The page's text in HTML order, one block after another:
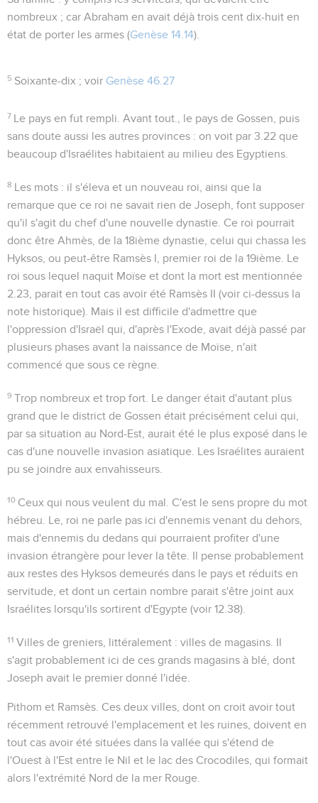
nombreux ; car Abraham en avait déjà trois cent dix-huit en
état de porter les armes (Genèse 14.14).
5 Soixante-dix ; voir Genèse 46.27
7 Le pays en fut rempli . Avant tout., le pays de Gossen, puis
sans doute aussi les autres provinces : on voit par 3.22 que
beaucoup d'Israélites habitaient au milieu des Egyptiens.
8 Les mots : il s'éleva et un nouveau roi , ainsi que la
remarque que ce roi ne savait rien de Joseph, font supposer
qu'il s'agit du chef d'une nouvelle dynastie. Ce roi pourrait
donc être Ahmès, de la 18ième dynastie, celui qui chassa les
Hyksos, ou peut-être Ramsès I, premier roi de la 19ième. Le
roi sous lequel naquit Moïse et dont la mort est mentionnée
2.23 , parait en tout cas avoir été Ramsès II (voir ci-dessus la
note historique). Mais il est difficile d'admettre que
l'oppression d'Israël qui, d'après l'Exode, avait déjà passé par
plusieurs phases avant la naissance de Moïse, n'ait
commencé que sous ce règne.
9 Trop nombreux et trop fort . Le danger était d'autant plus
grand que le district de Gossen était précisément celui qui,
par sa situation au Nord-Est, aurait été le plus exposé dans le
cas d'une nouvelle invasion asiatique. Les Israélites auraient
pu se joindre aux envahisseurs.
10 Ceux qui nous veulent du mal . C'est le sens propre du mot
hébreu. Le, roi ne parle pas ici d'ennemis venant du dehors,
mais d'ennemis du dedans qui pourraient profiter d'une
invasion étrangère pour lever la tête. Il pense probablement
aux restes des Hyksos demeurés dans le pays et réduits en
servitude, et dont un certain nombre parait s'être joint aux
Israélites lorsqu'ils sortirent d'Egypte (voir 12.38).
11 Villes de greniers , littéralement :villes de magasins . Il
s'agit probablement ici de ces grands magasins à blé, dont
Joseph avait le premier donné l'idée.
Pithom et Ramsès . Ces deux villes, dont on croit avoir tout
récemment retrouvé l'emplacement et les ruines, doivent en
tout cas avoir été situées dans la vallée qui s'étend de
l'Ouest à l'Est entre le Nil et le lac des Crocodiles, qui formait
alors l'extrémité Nord de la mer Rouge.